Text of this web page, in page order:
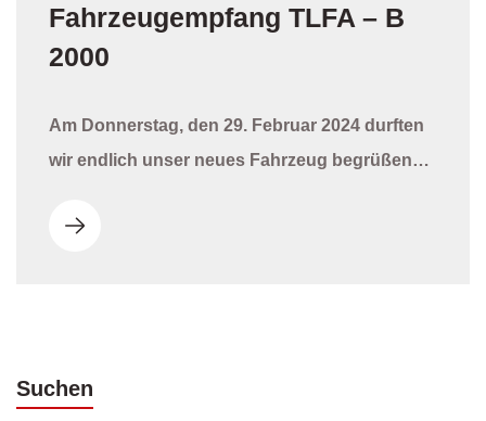
Fahrzeugempfang TLFA – B
2000
Am Donnerstag, den 29. Februar 2024 durften
wir endlich unser neues Fahrzeug begrüßen…
Suchen